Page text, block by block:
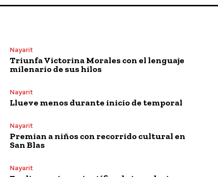
Nayarit
Triunfa Victorina Morales con el lenguaje
milenario de sus hilos
Nayarit
Llueve menos durante inicio de temporal
Nayarit
Premian a niños con recorrido cultural en
San Blas
Nayarit